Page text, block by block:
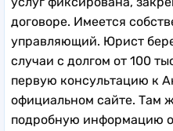
договоре. Имеется
управляющий. Юрист
случаи с долгом от 100
первую консультацию к
официальном сайте. Там
подробную информацию о